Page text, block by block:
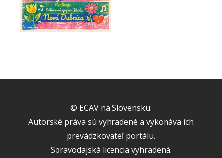
© ECAV na Slovensku.
Autorské práva sú vyhradené a vykonáva ich
prevádzkovateľ portálu.
Spravodajská licencia vyhradená.